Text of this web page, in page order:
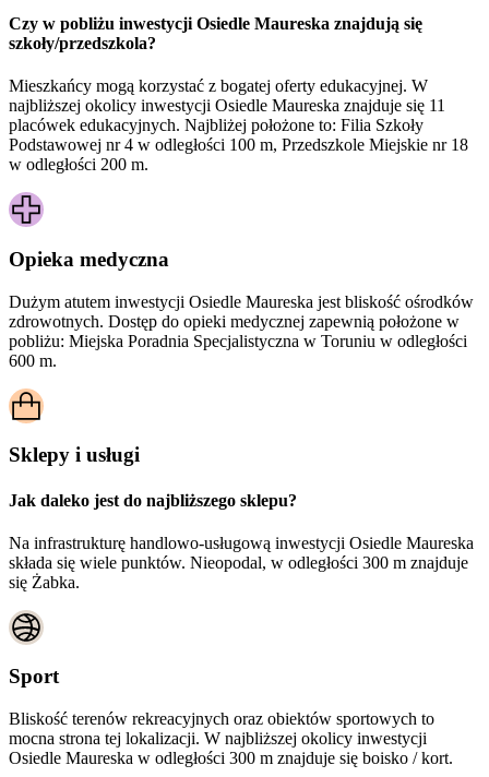
Czy w pobliżu inwestycji Osiedle Maureska znajdują się
szkoły/przedszkola?
Mieszkańcy mogą korzystać z bogatej oferty edukacyjnej. W
najbliższej okolicy inwestycji Osiedle Maureska znajduje się 11
placówek edukacyjnych. Najbliżej położone to: Filia Szkoły
Podstawowej nr 4 w odległości 100 m, Przedszkole Miejskie nr 18
w odległości 200 m.
Opieka medyczna
Dużym atutem inwestycji Osiedle Maureska jest bliskość ośrodków
zdrowotnych. Dostęp do opieki medycznej zapewnią położone w
pobliżu: Miejska Poradnia Specjalistyczna w Toruniu w odległości
600 m.
Sklepy i usługi
Jak daleko jest do najbliższego sklepu?
Na infrastrukturę handlowo-usługową inwestycji Osiedle Maureska
składa się wiele punktów. Nieopodal, w odległości 300 m znajduje
się Żabka.
Sport
Bliskość terenów rekreacyjnych oraz obiektów sportowych to
mocna strona tej lokalizacji. W najbliższej okolicy inwestycji
Osiedle Maureska w odległości 300 m znajduje się boisko / kort.